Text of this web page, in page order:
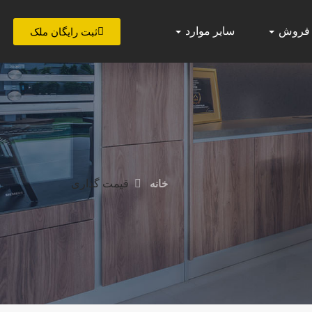
فروش سایر موارد ثبت رایگان ملک
خانه قیمت گذاری